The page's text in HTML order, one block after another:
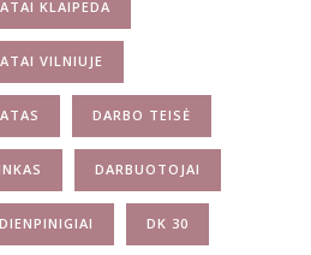
KLAIPEDA
VILNIUJE
DARBO TEISĖ
DARBUOTOJAI
DIENPINIGIAI DK 30